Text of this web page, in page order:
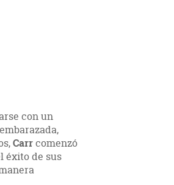
con un
Carrcomenzó
éxito de sus